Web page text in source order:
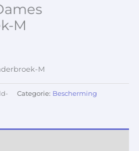
M
M
Categorie: Bescherming